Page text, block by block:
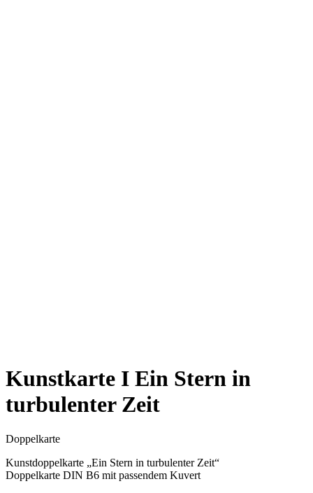
Kunstkarte I Ein Stern in
turbulenter Zeit
Doppelkarte
Kunstdoppelkarte „Ein Stern in turbulenter Zeit“
Doppelkarte DIN B6 mit passendem Kuvert